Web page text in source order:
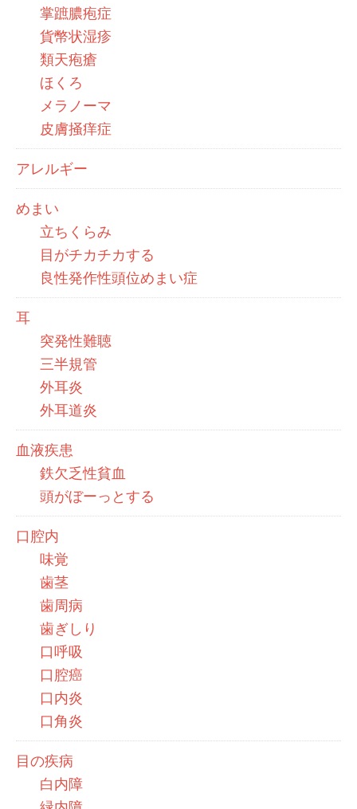
掌蹠膿疱症
貨幣状湿疹
類天疱瘡
ほくろ
メラノーマ
皮膚掻痒症
アレルギー
めまい
立ちくらみ
目がチカチカする
良性発作性頭位めまい症
耳
突発性難聴
三半規管
外耳炎
外耳道炎
血液疾患
鉄欠乏性貧血
頭がぼーっとする
口腔内
味覚
歯茎
歯周病
歯ぎしり
口呼吸
口腔癌
口内炎
口角炎
目の疾病
白内障